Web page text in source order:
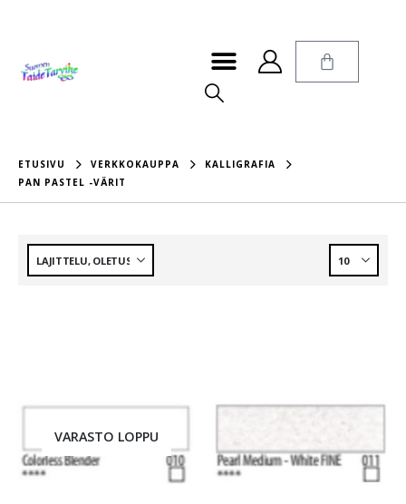
ETUSIVU VERKKOKAUPPA
KALLIGRAFIA
PAN PASTEL -VÄRIT
VARASTO LOPPU